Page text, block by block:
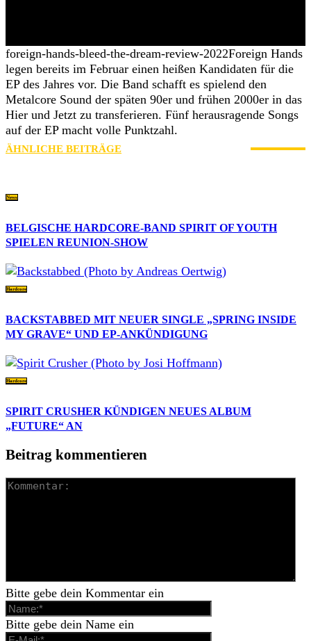
foreign-hands-bleed-the-dream-review-2022Foreign Hands
legen bereits im Februar einen heißen Kandidaten für die
EP des Jahres vor. Die Band schafft es spielend den
Metalcore Sound der späten 90er und frühen 2000er in das
Hier und Jetzt zu transferieren. Fünf herausragende Songs
auf der EP macht volle Punktzahl.
ÄHNLICHE BEITRÄGE
News
BELGISCHE HARDCORE-BAND SPIRIT OF YOUTH
SPIELEN REUNION-SHOW
Hardcore
BACKSTABBED MIT NEUER SINGLE „SPRING INSIDE
MY GRAVE“ UND EP-ANKÜNDIGUNG
Hardcore
SPIRIT CRUSHER KÜNDIGEN NEUES ALBUM
„FUTURE“ AN
Beitrag kommentieren
Bitte gebe dein Kommentar ein
Bitte gebe dein Name ein